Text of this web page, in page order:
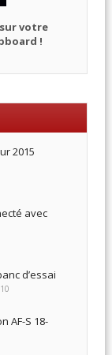
votre
!
2015
avec
d’essai
AF-S 18-